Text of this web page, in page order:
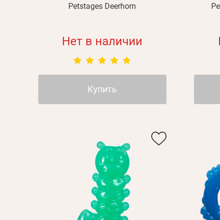
Petstages Deerhorn
Нет в наличии
Купить
Личные данные